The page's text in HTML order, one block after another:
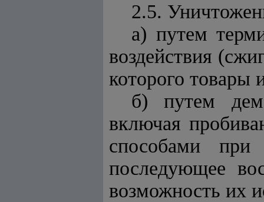
2.5.
а) путем
воздействия
которого товары
б) путем
включая
способами
последующее
возможность их